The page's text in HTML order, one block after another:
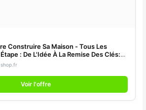
Construire Sa Maison - Tous Les
: De L'Idée À La Remise Des Clés:
Savoir Pour Réussir La ... Tout En
À Chaque Étape
Voir l'offre